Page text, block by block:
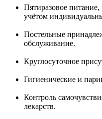
Пятиразовое
учётом
Постельные
обслуживание.
Круглосуточное
Гигиенические и
Контроль
лекарств.